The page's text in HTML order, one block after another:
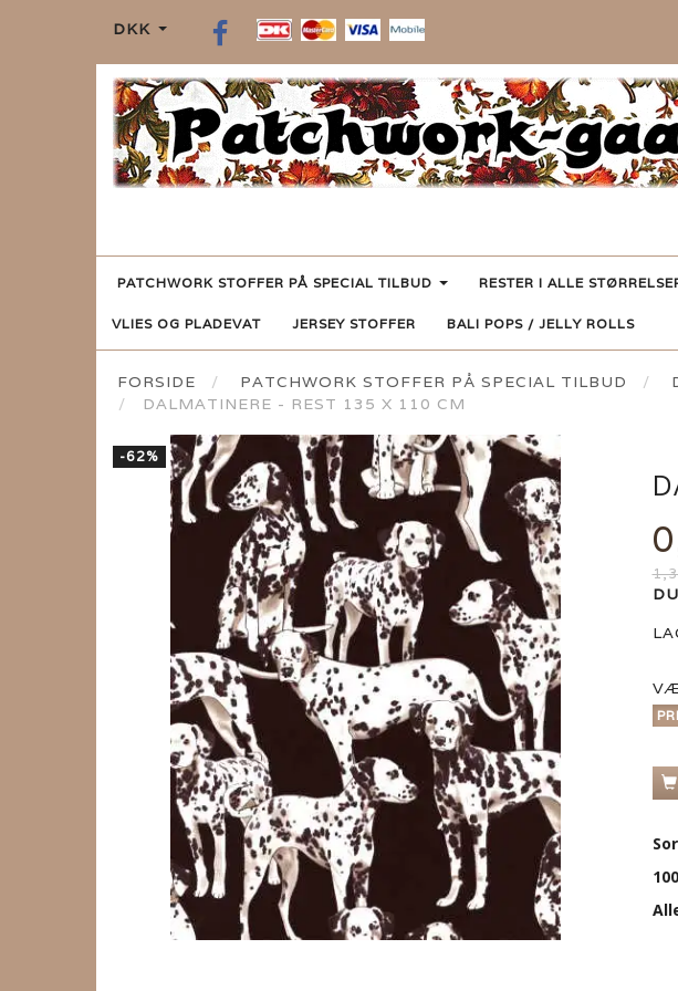
DKK
PATCHWORK STOFFER PÅ SPECIAL TILBUD RESTER I ALLE
VLIES OG PLADEVAT JERSEY STOFFER BALI POPS / JELLY ROLLS
FORSIDE PATCHWORK STOFFER PÅ SPECIAL TILBUD
DALMATINERE - REST 135 X 110 CM
-62%